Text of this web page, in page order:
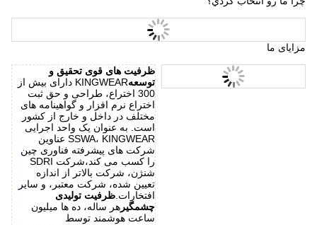
مزایای ما
توسعه
افتخارات.
چشمگیر